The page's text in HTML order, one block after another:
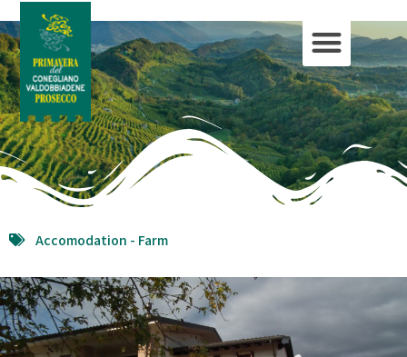
Accomodation - Farm